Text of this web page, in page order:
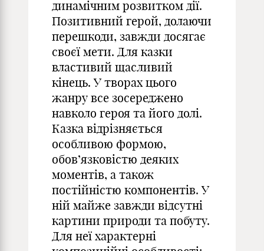
динамічним розвитком дії.
Позитивний герой, долаючи
перешкоди, завжди досягає
своєї мети. Для казки
властивий щасливий
кінець. У творах цього
жанру все зосереджено
навколо героя та його долі.
Казка відрізняється
особливою формою,
обов’язковістю деяких
моментів, а також
постійністю компонентів. У
ній майже завжди відсутні
картини природи та побуту.
Для неї характерні